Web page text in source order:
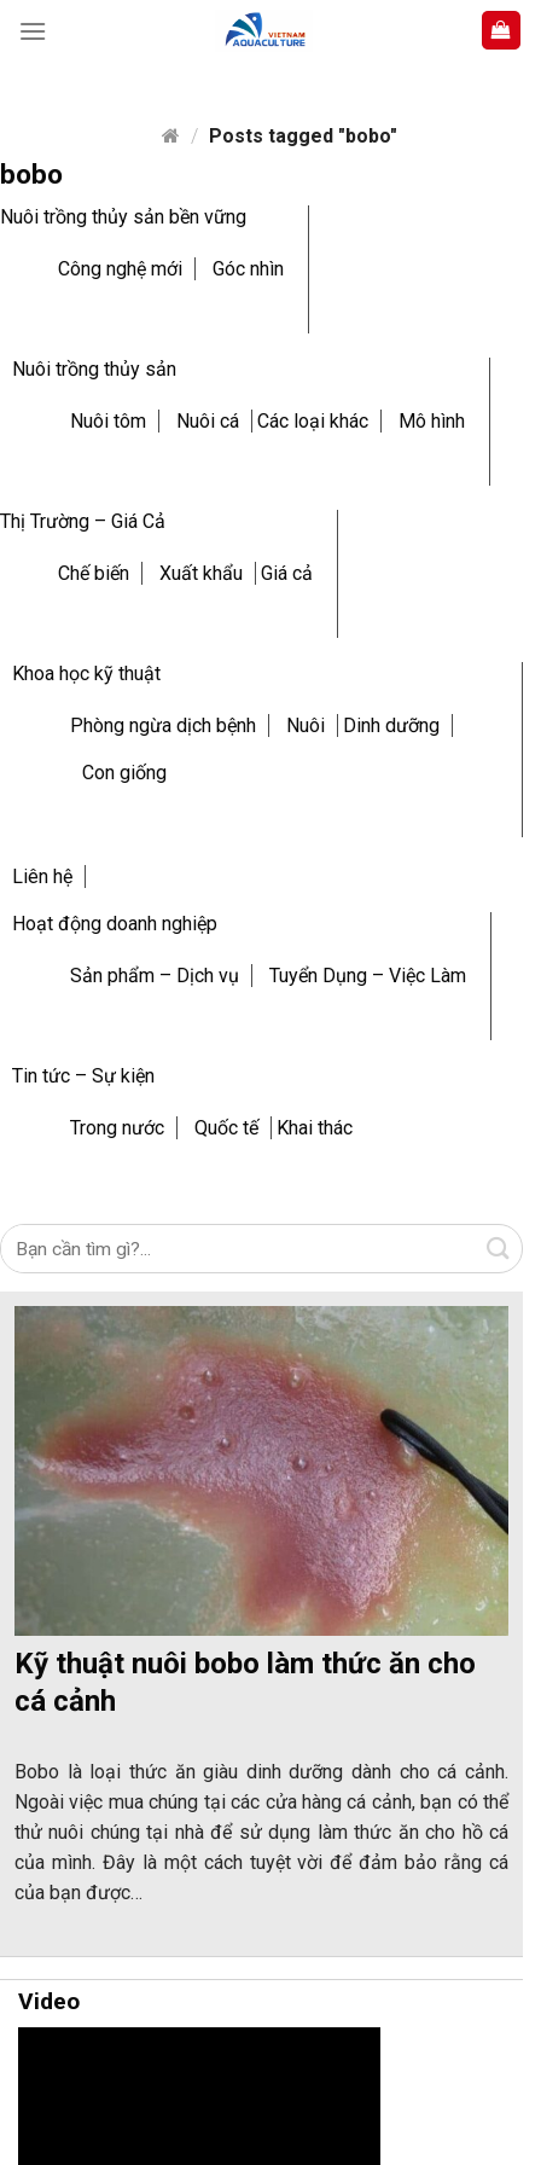
/ Posts tagged "bobo"
bobo
Nuôi trồng thủy sản bền vững
Công nghệ mới Góc nhìn
Nuôi trồng thủy sản
Nuôi tôm Nuôi cá Các loại khác Mô hình
Thị Trường – Giá Cả
Chế biến Xuất khẩu Giá cả
Khoa học kỹ thuật
Phòng ngừa dịch bệnh Nuôi Dinh dưỡng
Con giống
Liên hệ
Hoạt động doanh nghiệp
Sản phẩm – Dịch vụ Tuyển Dụng – Việc Làm
Tin tức – Sự kiện
Trong nước Quốc tế Khai thác
Kỹ thuật nuôi bobo làm thức ăn cho
cá cảnh
Bobo là loại thức ăn giàu dinh dưỡng dành cho cá cảnh.
Ngoài việc mua chúng tại các cửa hàng cá cảnh, bạn có thể
thử nuôi chúng tại nhà để sử dụng làm thức ăn cho hồ cá
của mình. Đây là một cách tuyệt vời để đảm bảo rằng cá
của bạn được…
Video